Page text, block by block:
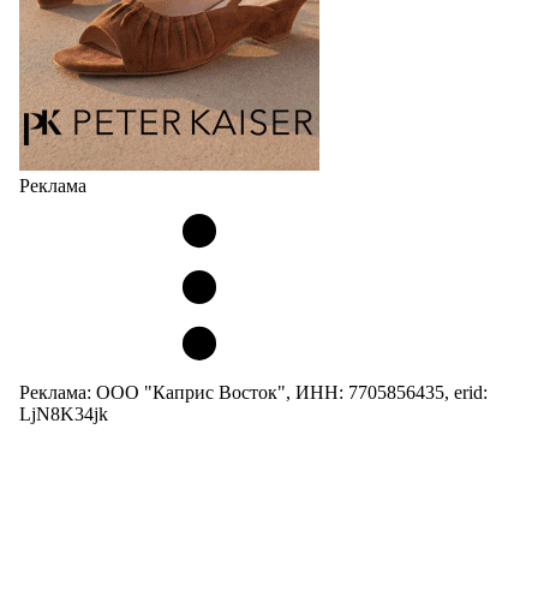
Реклама
Реклама: ООО "Каприс Восток", ИНН: 7705856435, erid:
LjN8K34jk